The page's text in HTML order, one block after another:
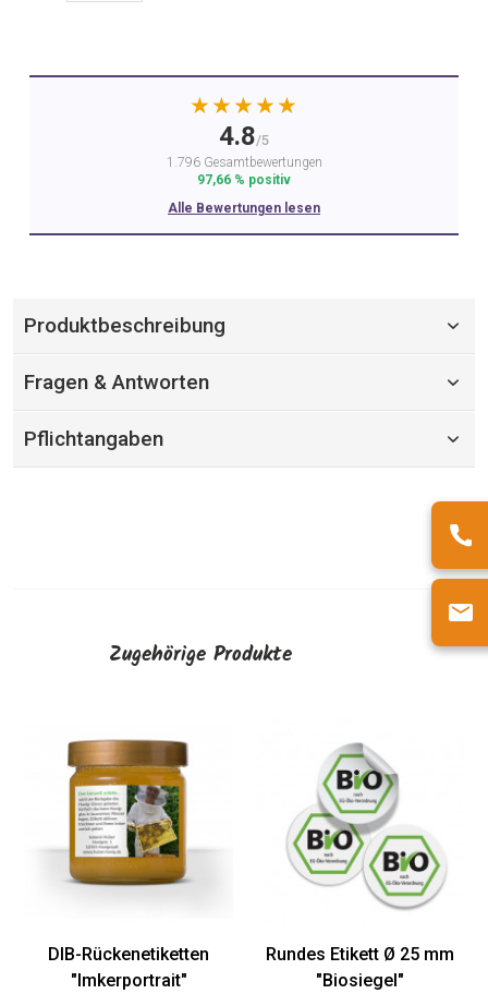
★★★★★
4.8/5
1.796 Gesamtbewertungen
97,66 % positiv
Alle Bewertungen lesen
Produktbeschreibung
Fragen & Antworten
Pflichtangaben
Zugehörige Produkte
DIB-Rückenetiketten
"Imkerportrait"
Rundes Etikett Ø 25 mm
"Biosiegel"